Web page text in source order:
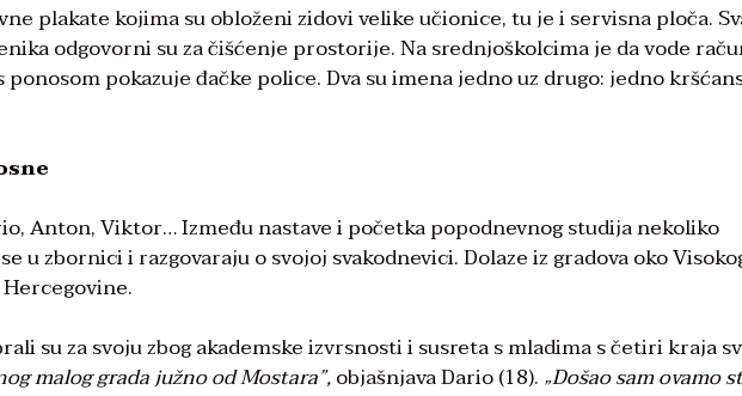
plakate kojima su obloženi zidovi velike učionice, tu je i servisna ploča.
odgovorni su za čišćenje prostorije. Na srednjoškolcima je da vode
pokazuje đačke police. Dva su imena jedno uz drugo: jedno
Anton, Viktor… Između nastave i početka popodnevnog studija nekoliko
u zbornici i razgovaraju o svojoj svakodnevici. Dolaze iz gradova oko
su za svoju zbog akademske izvrsnosti i susreta s mladima s četiri kraja
malog grada južno od Mostara”,objašnjava Dario (18). „Došao sam ovamo